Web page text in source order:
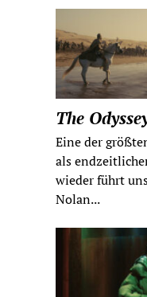
The
Eine der
als
wieder führt
Nolan...